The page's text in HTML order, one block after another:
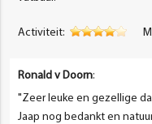
Activiteit:
Ronald v Doorn:
"Zeer leuke en gezellige
Jaap nog bedankt en